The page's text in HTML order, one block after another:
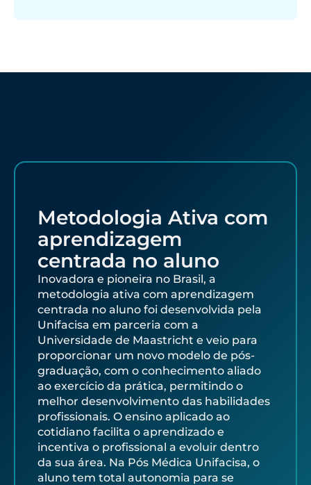
Metodologia Ativa com
aprendizagem
centrada no aluno
Inovadora e pioneira no Brasil, a
metodologia ativa com aprendizagem
centrada no aluno foi desenvolvida pela
Unifacisa em parceria com a
Universidade de Maastricht e veio para
proporcionar um novo modelo de pós-
graduação, com o conhecimento aliado
ao exercício da prática, permitindo o
melhor desenvolvimento das habilidades
profissionais. O ensino aplicado ao
cotidiano facilita o aprendizado e
incentiva o profissional a evoluir dentro
da sua área. Na Pós Médica Unifacisa, o
aluno tem total autonomia para se